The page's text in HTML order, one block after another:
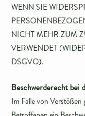
WENN SIE
NICHT MEHR ZUM
VERWENDET
DSGVO).
Beschwerderecht bei
Im Falle von